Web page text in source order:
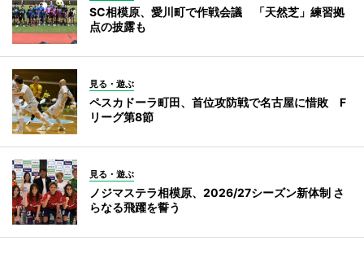
SC相模原、愛川町で作戦会議 「天然芝」練習拠
点の披露も
見る・遊ぶ
ペスカドーラ町田、首位攻防戦で名古屋に惜敗 F
リーグ第8節
見る・遊ぶ
ノジマステラ相模原、2026/27シーズン新体制 さ
らなる飛躍を誓う